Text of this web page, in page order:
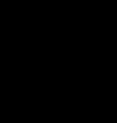
L’avenue de
lancement des travaux